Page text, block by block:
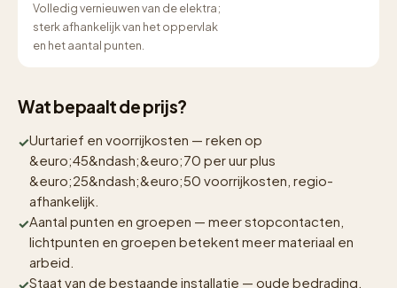
Volledig vernieuwen van de elektra;
sterk afhankelijk van het oppervlak
en het aantal punten.
Wat bepaalt de prijs?
Uurtarief en voorrijkosten — reken op
&euro;45&ndash;&euro;70 per uur plus
&euro;25&ndash;&euro;50 voorrijkosten, regio-
afhankelijk.
Aantal punten en groepen — meer stopcontacten,
lichtpunten en groepen betekent meer materiaal en
arbeid.
Staat van de bestaande installatie — oude bedrading,